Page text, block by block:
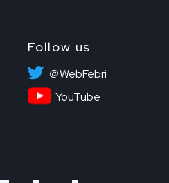
Follow us
＠WebFebri
YouTube